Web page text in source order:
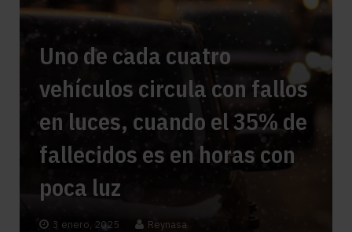
Uno de cada cuatro
vehículos circula con fallos
en luces, cuando el 35% de
fallecidos es en horas con
poca luz
3 enero, 2025 Reynasa